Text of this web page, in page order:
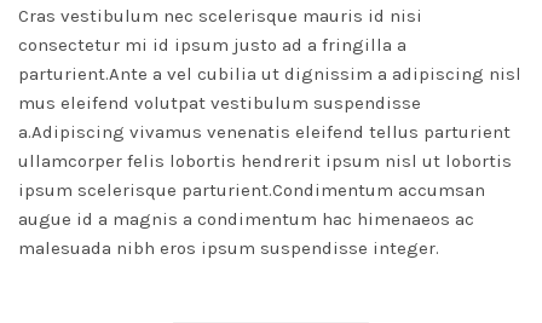
Cras vestibulum nec scelerisque mauris id nisi
consectetur mi id ipsum justo ad a fringilla a
parturient.Ante a vel cubilia ut dignissim a adipiscing nisl
mus eleifend volutpat vestibulum suspendisse
a.Adipiscing vivamus venenatis eleifend tellus parturient
ullamcorper felis lobortis hendrerit ipsum nisl ut lobortis
ipsum scelerisque parturient.Condimentum accumsan
augue id a magnis a condimentum hac himenaeos ac
malesuada nibh eros ipsum suspendisse integer.